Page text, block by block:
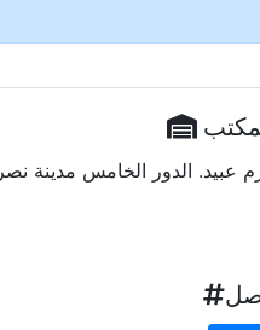
عبيد. الدور الخامس مدينة نصر